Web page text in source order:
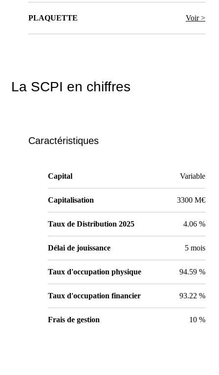
PLAQUETTE Voir >
La SCPI en chiffres
Caractéristiques
Capital Variable
Capitalisation 3300 M€
Taux de Distribution 2025 4.06 %
Délai de jouissance 5 mois
Taux d'occupation physique 94.59 %
Taux d'occupation financier 93.22 %
Frais de gestion 10 %